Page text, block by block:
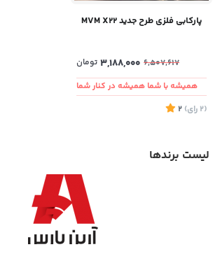
پارکابی فلزی طرح جدید MVM X22
6,507,617
3,188,000 تومان
همیشه با شما همیشه در کنار شما
(2 رای)
2
لیست برندها